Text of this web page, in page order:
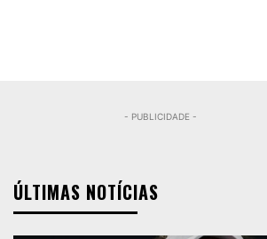
- PUBLICIDADE -
ÚLTIMAS NOTÍCIAS